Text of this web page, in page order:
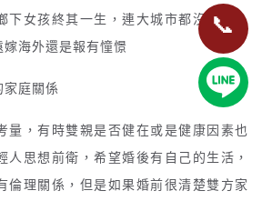
下女孩終其一生，連大城市都沒去過。
海外還是報有憧憬
家庭 關係
量，有時雙親是否健在或是健康因素也
人思想前衛，希望婚後有自己的生活，
倫理關係，但是如果婚前很清楚雙方家
📞